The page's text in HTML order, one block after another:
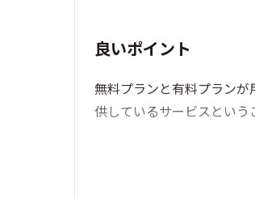
良いポイント
無料プランと有料プラン
供しているサービスという